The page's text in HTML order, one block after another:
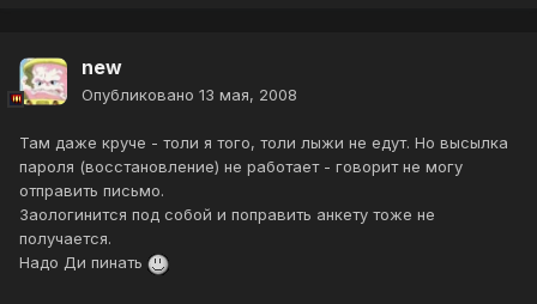
new
Опубликовано 13 мая, 2008
Там даже круче - толи я того, толи лыжи не едут. Но высылка
пароля (восстановление) не работает - говорит не могу
отправить письмо.
Заологинится под собой и поправить анкету тоже не
получается.
Надо Ди пинать